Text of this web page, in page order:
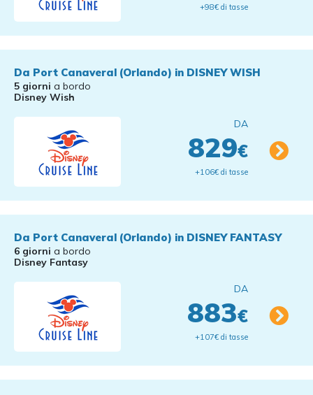
+98€ di tasse
Da Port Canaveral (Orlando) in DISNEY WISH
5 giorni a bordo
Disney Wish
DA
829€
+106€ di tasse
Da Port Canaveral (Orlando) in DISNEY FANTASY
6 giorni a bordo
Disney Fantasy
DA
883€
+107€ di tasse